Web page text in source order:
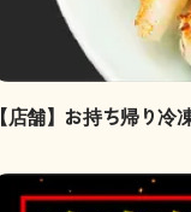
【店舗】お持ち帰り